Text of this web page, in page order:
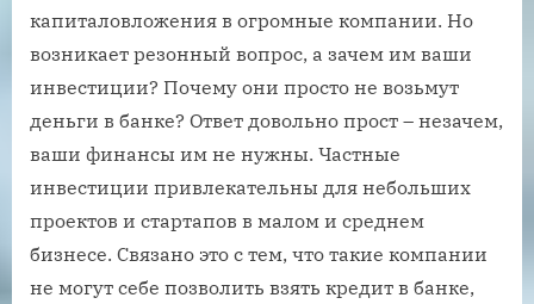
капиталовложения в огромные компании. Но
возникает резонный вопрос, а зачем им ваши
инвестиции? Почему они просто не возьмут
деньги в банке? Ответ довольно прост – незачем,
ваши финансы им не нужны. Частные
инвестиции привлекательны для небольших
проектов и стартапов в малом и среднем
бизнесе. Связано это с тем, что такие компании
не могут себе позволить взять кредит в банке,